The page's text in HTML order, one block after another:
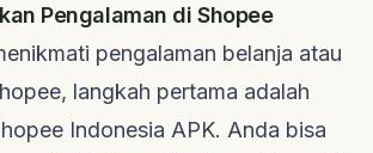
Pengalaman di Shopee
pengalaman belanja atau
langkah pertama adalah
Indonesia APK. Anda bisa